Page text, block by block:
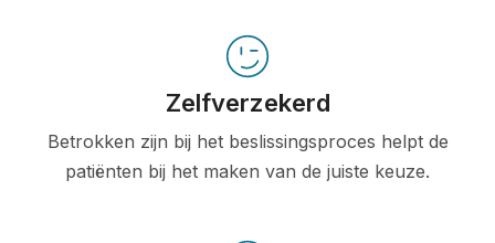
Zelfverzekerd
Betrokken zijn bij het beslissingsproces helpt de
patiënten bij het maken van de juiste keuze.